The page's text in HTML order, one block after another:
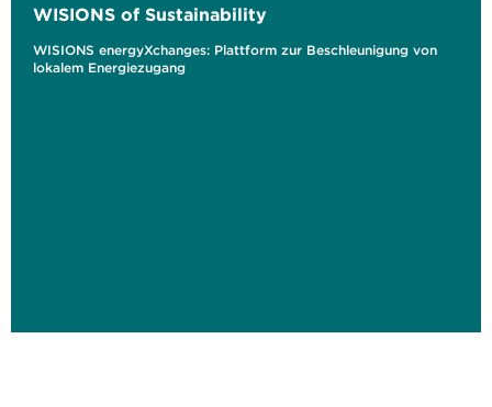
WISIONS of Sustainability
WISIONS energyXchanges: Plattform zur Beschleunigung von
lokalem Energiezugang